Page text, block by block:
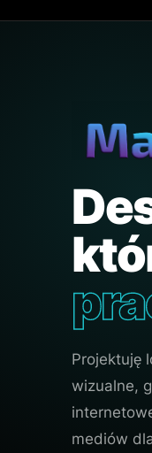
Projektuję
wizualne,
mediów